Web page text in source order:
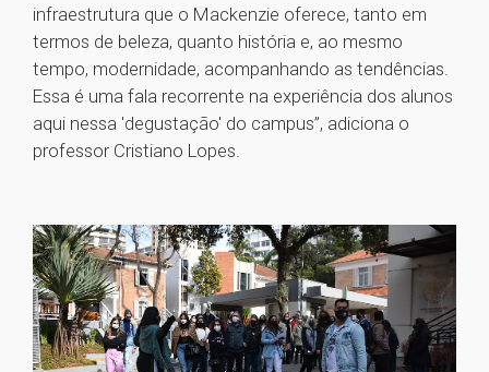
infraestrutura que o Mackenzie oferece, tanto em
termos de beleza, quanto história e, ao mesmo
tempo, modernidade, acompanhando as tendências.
Essa é uma fala recorrente na experiência dos alunos
aqui nessa 'degustação' do campus”, adiciona o
professor Cristiano Lopes.